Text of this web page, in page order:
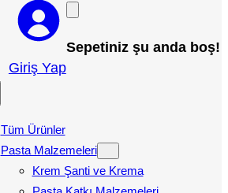
Giriş Yap
Sepetiniz şu anda boş!
Tüm Ürünler
Pasta Malzemeleri
Krem Şanti ve Krema